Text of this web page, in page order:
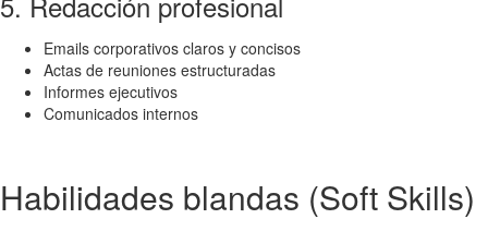
Emails corporativos claros y concisos
Actas de reuniones estructuradas
Informes ejecutivos
Comunicados internos
Habilidades blandas (Soft Skills)